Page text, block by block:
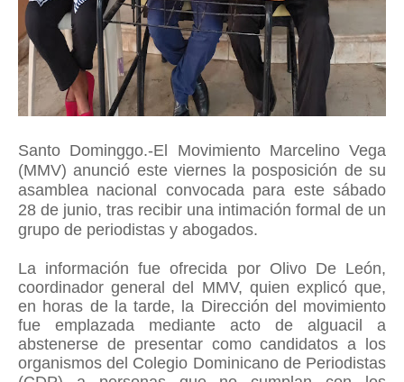
Santo Dominggo.-El Movimiento Marcelino Vega
(MMV) anunció este viernes la posposición de su
asamblea nacional convocada para este sábado
28 de junio, tras recibir una intimación formal de un
grupo de periodistas y abogados.
La información fue ofrecida por Olivo De León,
coordinador general del MMV, quien explicó que,
en horas de la tarde, la Dirección del movimiento
fue emplazada mediante acto de alguacil a
abstenerse de presentar como candidatos a los
organismos del Colegio Dominicano de Periodistas